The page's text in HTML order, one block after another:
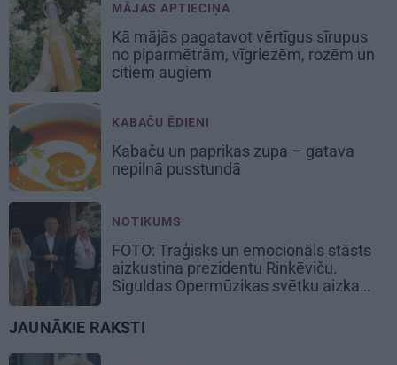
MĀJAS APTIECIŅA
Kā mājās pagatavot vērtīgus sīrupus
no piparmētrām, vīgriezēm, rozēm un
citiem augiem
KABAČU ĒDIENI
Kabaču un paprikas zupa – gatava
nepilnā pusstundā
NOTIKUMS
FOTO: Traģisks un emocionāls stāsts
aizkustina prezidentu Rinkēviču.
Siguldas Opermūzikas svētku aizkadri
JAUNĀKIE RAKSTI